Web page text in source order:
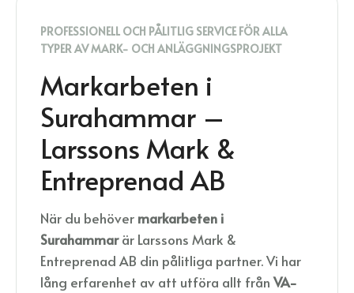
PROFESSIONELL OCH PÅLITLIG SERVICE FÖR ALLA
TYPER AV MARK- OCH ANLÄGGNINGSPROJEKT
Markarbeten i
Surahammar –
Larssons Mark &
Entreprenad AB
När du behöver markarbeten i
Surahammarär Larssons Mark &
Entreprenad AB din pålitliga partner. Vi har
lång erfarenhet av att utföra allt frånVA-